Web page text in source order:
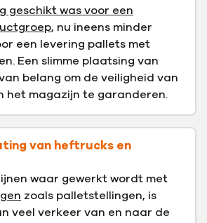
geschikt was voor een
, nu ineens minder
een levering pallets met
Een slimme plaatsing van
belang om de veiligheid van
het magazijn te garanderen.
van heftrucks en
waar gewerkt wordt met
zoals palletstellingen, is
veel verkeer van en naar de